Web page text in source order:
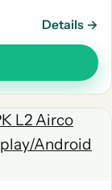
Details →